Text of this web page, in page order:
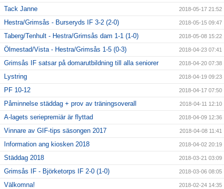
Tack Janne 2018-05-17 21:52
Hestra/Grimsås - Burseryds IF 3-2 (2-0) 2018-05-15 09:47
Taberg/Tenhult - Hestra/Grimsås dam 1-1 (1-0) 2018-05-08 15:22
Ölmestad/Vista - Hestra/Grimsås 1-5 (0-3) 2018-04-23 07:41
Grimsås IF satsar på domarutbildning till alla seniorer 2018-04-20 07:38
Lystring 2018-04-19 09:23
PF 10-12 2018-04-17 07:50
Påminnelse städdag + prov av träningsoverall 2018-04-11 12:10
A-lagets seriepremiär är flyttad 2018-04-09 12:36
Vinnare av GIF-tips säsongen 2017 2018-04-08 11:41
Information ang kiosken 2018 2018-04-02 20:19
Städdag 2018 2018-03-21 03:09
Grimsås IF - Björketorps IF 2-0 (1-0) 2018-03-06 08:05
Välkomna! 2018-02-24 14:35